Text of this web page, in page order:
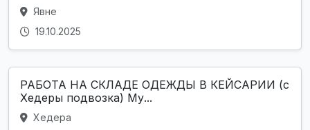
Явне
19.10.2025
РАБОТА НА СКЛАДЕ ОДЕЖДЫ В КЕЙСАРИИ (с
Хедеры подвозка) Му...
Хедера